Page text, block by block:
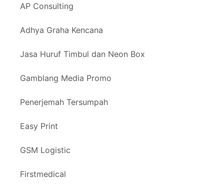
AP Consulting
Adhya Graha Kencana
Jasa Huruf Timbul dan Neon Box
Gamblang Media Promo
Penerjemah Tersumpah
Easy Print
GSM Logistic
Firstmedical